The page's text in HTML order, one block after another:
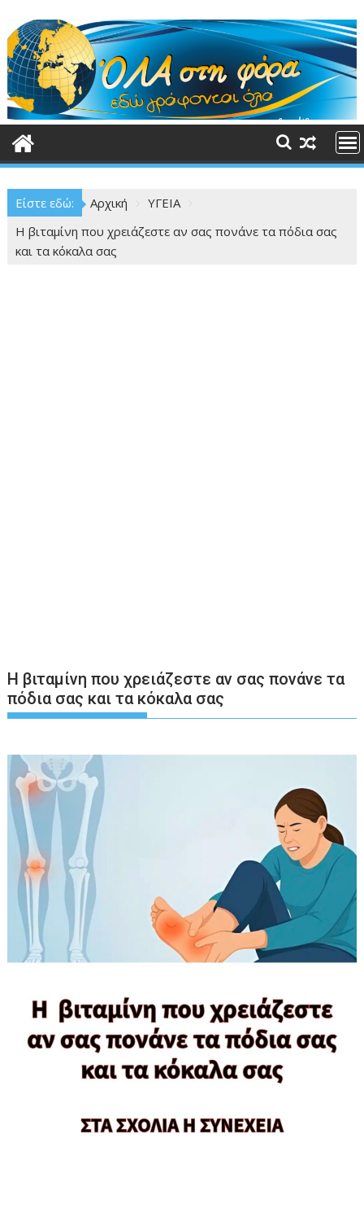
στο
περιεχόμενο
Είστε εδώ: Αρχική
ΥΓΕΙΑ
Η βιταμίνη που χρειάζεστε αν σας πονάνε τα πόδια σας
και τα κόκαλα σας
Η βιταμίνη που χρειάζεστε αν σας πονάνε τα
πόδια σας και τα κόκαλα σας